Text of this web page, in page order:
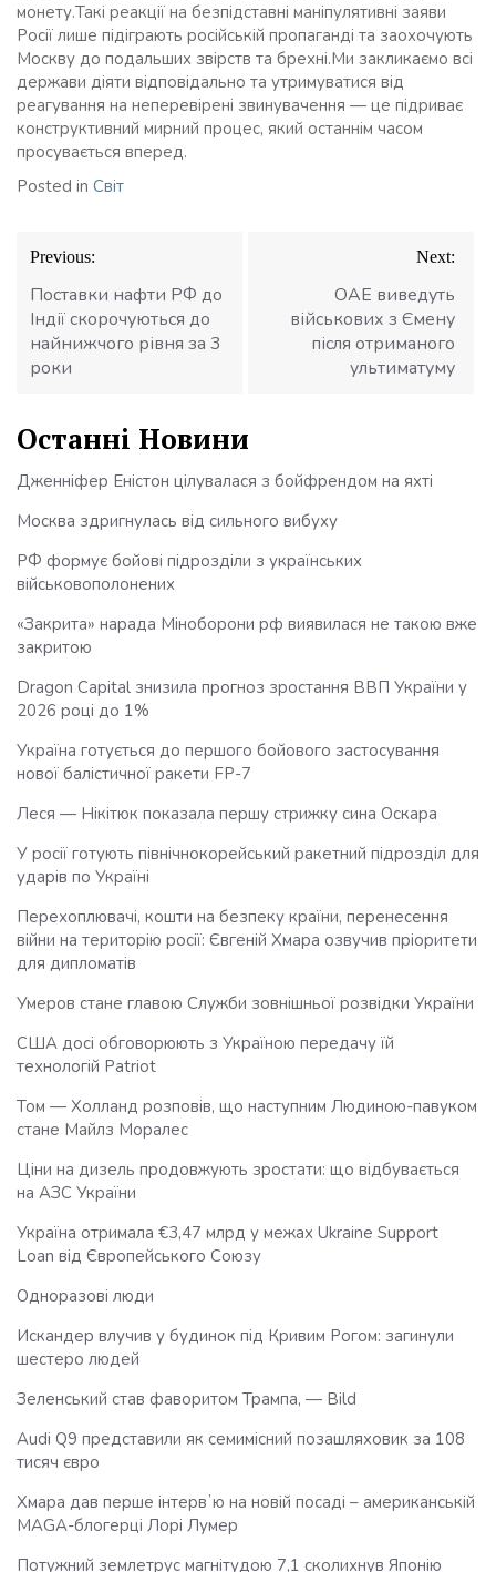
монету.Такі реакції на безпідставні маніпулятивні заяви
Росії лише підіграють російській пропаганді та заохочують
Москву до подальших звірств та брехні.Ми закликаємо всі
держави діяти відповідально та утримуватися від
реагування на неперевірені звинувачення — це підриває
конструктивний мирний процес, який останнім часом
просувається вперед.
Posted in Світ
Навігація
записів
Previous:
Поставки нафти РФ до
Індії скорочуються до
найнижчого рівня за 3
роки
Next:
ОАЕ виведуть
військових з Ємену
після отриманого
ультиматуму
Останні Новини
Дженніфер Еністон цілувалася з бойфрендом на яхті
Москва здригнулась від сильного вибуху
РФ формує бойові підрозділи з українських
військовополонених
«Закрита» нарада Міноборони рф виявилася не такою вже
закритою
Dragon Capital знизила прогноз зростання ВВП України у
2026 році до 1%
Україна готується до першого бойового застосування
нової балістичної ракети FP-7
Леся — Нікітюк показала першу стрижку сина Оскара
У росії готують північнокорейський ракетний підрозділ для
ударів по Україні
Перехоплювачі, кошти на безпеку країни, перенесення
війни на територію росії: Євгеній Хмара озвучив пріоритети
для дипломатів
Умеров стане главою Служби зовнішньої розвідки України
США досі обговорюють з Україною передачу їй
технологій Patriot
Том — Холланд розповів, що наступним Людиною-павуком
стане Майлз Моралес
Ціни на дизель продовжують зростати: що відбувається
на АЗС України
Україна отримала €3,47 млрд у межах Ukraine Support
Loan від Європейського Союзу
Одноразові люди
Искандер влучив у будинок під Кривим Рогом: загинули
шестеро людей
Зеленський став фаворитом Трампа, — Bild
Audi Q9 представили як семимісний позашляховик за 108
тисяч євро
Хмара дав перше інтервʼю на новій посаді – американській
MAGA-блогерці Лорі Лумер
Потужний землетрус магнітудою 7,1 сколихнув Японію